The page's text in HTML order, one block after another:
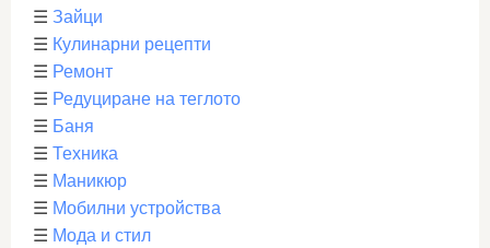
☰ Зайци
☰ Кулинарни рецепти
☰ Ремонт
☰ Редуциране на теглото
☰ Баня
☰ Техника
☰ Маникюр
☰ Мобилни устройства
☰ Мода и стил